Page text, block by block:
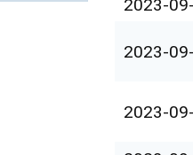
2023-
2023-
2023-